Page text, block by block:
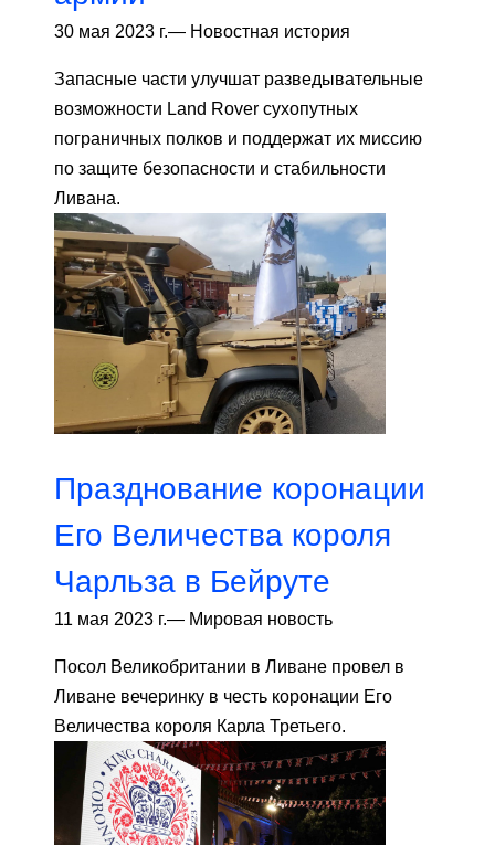
30 мая 2023 г.— Новостная история
Запасные части улучшат разведывательные
возможности Land Rover сухопутных
пограничных полков и поддержат их миссию
по защите безопасности и стабильности
Ливана.
Празднование коронации
Его Величества короля
Чарльза в Бейруте
11 мая 2023 г.— Мировая новость
Посол Великобритании в Ливане провел в
Ливане вечеринку в честь коронации Его
Величества короля Карла Третьего.